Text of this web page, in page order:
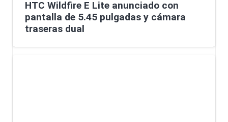
HTC Wildfire E Lite anunciado con
pantalla de 5.45 pulgadas y cámara
traseras dual